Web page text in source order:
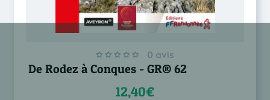
0 avis
De Rodez à Conques - GR® 62
12,40€